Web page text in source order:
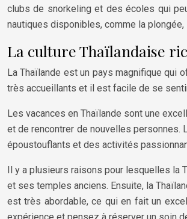
clubs de snorkeling et des écoles qui
nautiques disponibles, comme la
La culture Thaïlandaise
La Thaïlande est un pays magnifique qui
très accueillants et il est facile de se
Les vacances en Thaïlande sont une
et de rencontrer de nouvelles personnes.
époustouflants et des activités
Il y a plusieurs raisons pour lesquelles
et ses temples anciens. Ensuite, la
est très abordable, ce qui en fait un